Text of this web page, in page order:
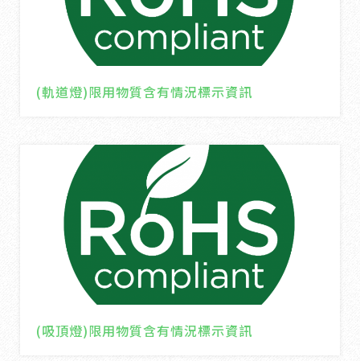
(軌道燈)限用物質含有情況標示資訊
(吸頂燈)限用物質含有情況標示資訊